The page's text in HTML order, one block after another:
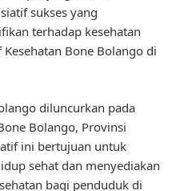
sukses yang
terhadap kesehatan
Bone Bolango di
diluncurkan pada
Bolango, Provinsi
ini bertujuan untuk
sehat dan menyediakan
bagi penduduk di